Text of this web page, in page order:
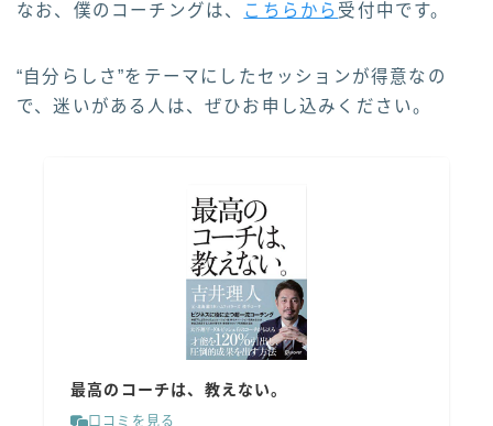
なお、僕のコーチングは、 こちらから 受付中です。
“自分らしさ”をテーマにしたセッションが得意なの
で、迷いがある人は、ぜひお申し込みください。
最高のコーチは、教えない。
口コミを見る